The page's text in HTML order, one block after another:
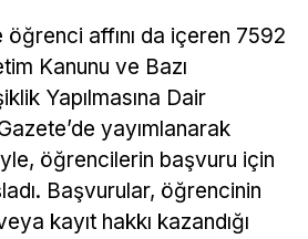
affını da içeren 7592
Kanunu ve Bazı
Yapılmasına Dair
yayımlanarak
öğrencilerin başvuru için
Başvurular, öğrencinin
kayıt hakkı kazandığı